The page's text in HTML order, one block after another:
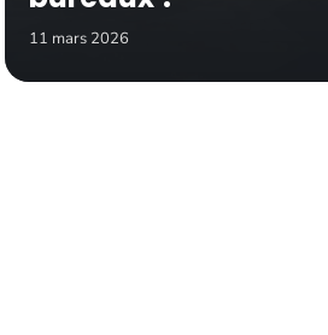
11 mars 2026